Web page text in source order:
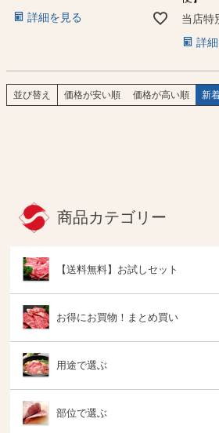
詳細を見る
当店特
詳
並び替え 価格が安い順 価格が高い順 新
商品カテゴリー
【送料無料】お試しセット
お得にお買物！まとめ買い
用途で選ぶ
部位で選ぶ